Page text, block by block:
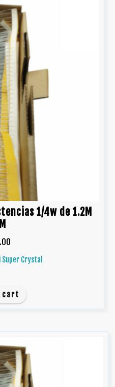
1/4w de 1.2M
Super Crystal
cart